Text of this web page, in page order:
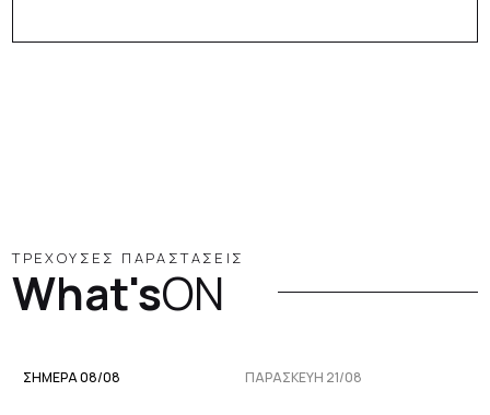
ΤΡΕΧΟΥΣΕΣ ΠΑΡΑΣΤΑΣΕΙΣ
What'sON
ΣΗΜΕΡΑ 08/08 ΠΑΡΑΣΚΕΥΉ 21/08